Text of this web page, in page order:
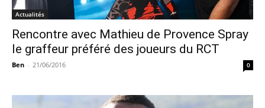
Actualités
Rencontre avec Mathieu de Provence Spray
le graffeur préféré des joueurs du RCT
Ben - 21/06/2016 0